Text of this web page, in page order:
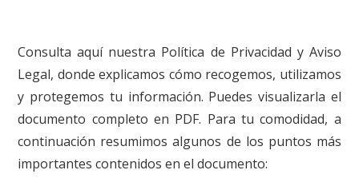
Consulta aquí nuestra Política de Privacidad y Aviso
Legal, donde explicamos cómo recogemos, utilizamos
y protegemos tu información. Puedes visualizarla el
documento completo en PDF. Para tu comodidad, a
continuación resumimos algunos de los puntos más
importantes contenidos en el documento: